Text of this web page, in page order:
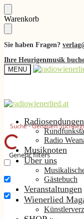
Skip
to
navigation
Skip
to
content
Warenkorb
Sie haben Fragen?
Ihre Heurigenmusik
MENU
Generic filters
Nur exakte Ergebnisse
Suche im Titel
Suche im Inhalt
Radiosendungen
Radio
Musiknoten
Über uns
Gästebuch
Veranstaltungen
Wienerlied